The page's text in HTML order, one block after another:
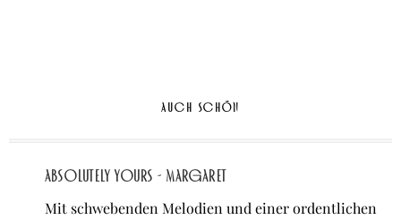
AUCH SCHÖN
Absolutely Yours - Margaret
Mit schwebenden Melodien und einer ordentlichen